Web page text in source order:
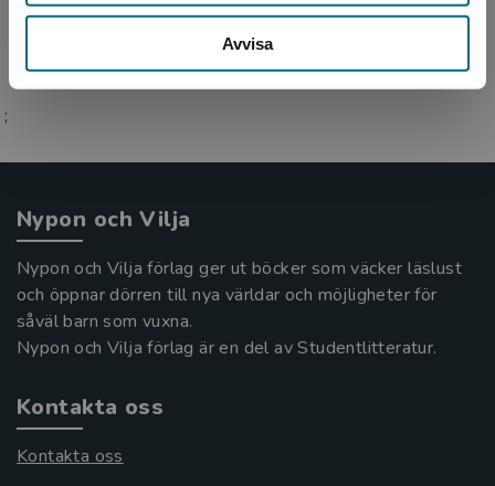
Avvisa
;
Nypon och Vilja
Nypon och Vilja förlag ger ut böcker som väcker läslust
och öppnar dörren till nya världar och möjligheter för
såväl barn som vuxna.
Nypon och Vilja förlag är en del av Studentlitteratur.
Kontakta oss
Kontakta oss